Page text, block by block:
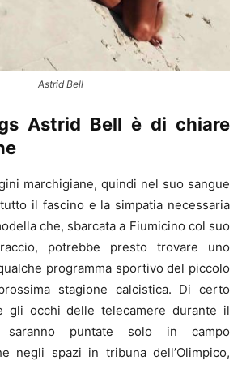
Astrid Bell
Astrid Bell è di chiare
marchigiane, quindi nel suo sangue
il fascino e la simpatia necessaria
che, sbarcata a Fiumicino col suo
potrebbe presto trovare uno
programma sportivo del piccolo
stagione calcistica. Di certo
gli occhi delle telecamere durante il
saranno puntate solo in campo
negli spazi in tribuna dell’Olimpico,